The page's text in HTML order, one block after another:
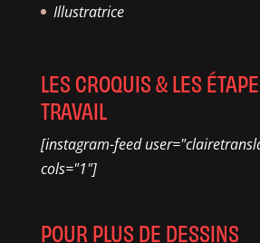
Illustratrice
LES CROQUIS & LES
TRAVAIL
[instagram-feed
cols="1"]
POUR PLUS DE DESSINS